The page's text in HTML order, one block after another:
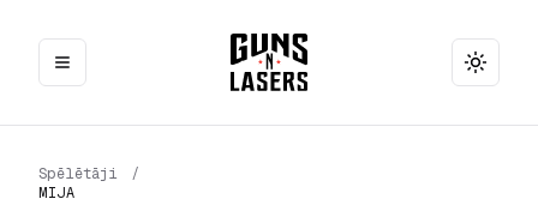
Toggle
Spēlētāji
/
MIJA